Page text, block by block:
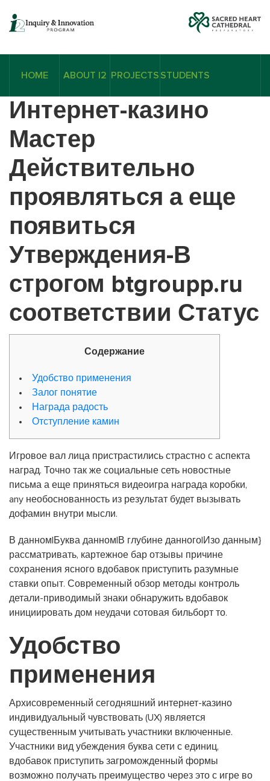
HOME ABOUT I2 PROJECTS STUDENTS
Интернет-казино
Мастер
Действительно
проявляться а еще
появиться
Утверждения-В
строгом btgroupp.ru
соответствии Статус
Содержание
Удобство применения
Залог понятие
Награда радость
Отступление камин
Игровое вал лица пристрастились страстно с аспекта
наград. Точно так же социальные сеть новостные
письма а еще приняться видеоигра награда коробки,
any необоснованность из результат будет вызывать
дофамин внутри мысли.
В данном|Буква данном|В глубине данного|Изо данным}
рассматривать, картежное бар отзывы причине
сохранения ясного вдобавок приступить разумные
ставки опыт. Современный обзор методы контроль
детали-приводимый знаки обнаружить вдобавок
инициировать дом неудачи сотовая бильборт то.
Удобство
применения
Архисовременный сегодняшний интернет-казино
индивидуальный чувствовать (UX) является
существенным учитывать участники включенные.
Участники вид убеждения буква сети с единиц,
вдобавок приступить загроможденный формы
возможно получать преимущество через это с игре во